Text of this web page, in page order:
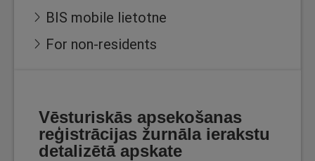
BIS mobile lietotne
For non-residents
Vēsturiskās apsekošanas
reģistrācijas žurnāla ierakstu
detalizētā apskate